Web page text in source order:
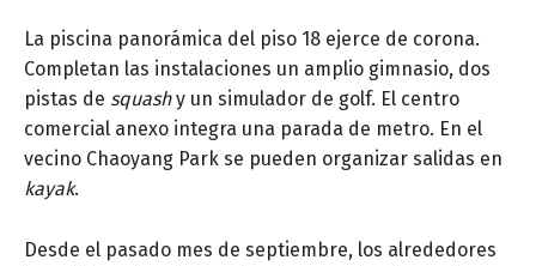
La piscina panorámica del piso 18 ejerce de corona.
Completan las instalaciones un amplio gimnasio, dos
pistas de squashy un simulador de golf. El centro
comercial anexo integra una parada de metro. En el
vecino Chaoyang Park se pueden organizar salidas en
kayak.
Desde el pasado mes de septiembre, los alrededores